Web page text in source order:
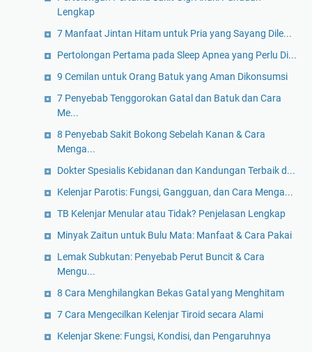
Lengkap
7 Manfaat Jintan Hitam untuk Pria yang Sayang Dile...
Pertolongan Pertama pada Sleep Apnea yang Perlu Di...
9 Cemilan untuk Orang Batuk yang Aman Dikonsumsi
7 Penyebab Tenggorokan Gatal dan Batuk dan Cara
Me...
8 Penyebab Sakit Bokong Sebelah Kanan & Cara
Menga...
Dokter Spesialis Kebidanan dan Kandungan Terbaik d...
Kelenjar Parotis: Fungsi, Gangguan, dan Cara Menga...
TB Kelenjar Menular atau Tidak? Penjelasan Lengkap
Minyak Zaitun untuk Bulu Mata: Manfaat & Cara Pakai
Lemak Subkutan: Penyebab Perut Buncit & Cara
Mengu...
8 Cara Menghilangkan Bekas Gatal yang Menghitam
7 Cara Mengecilkan Kelenjar Tiroid secara Alami
Kelenjar Skene: Fungsi, Kondisi, dan Pengaruhnya